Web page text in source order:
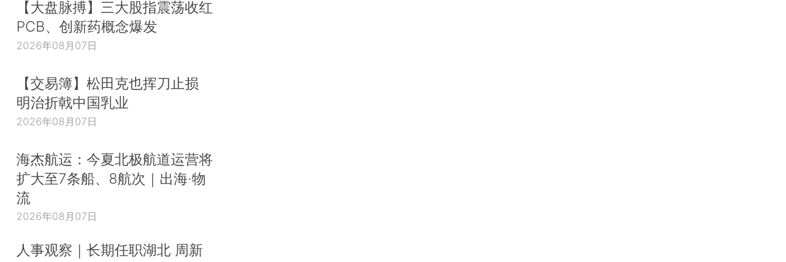
【大盘脉搏】三大股指震荡收红
PCB、创新药概念爆发
2026年08月07日
【交易簿】松田克也挥刀止损
明治折戟中国乳业
2026年08月07日
海杰航运：今夏北极航道运营将
扩大至7条船、8航次｜出海·物
流
2026年08月07日
人事观察｜长期任职湖北 周新